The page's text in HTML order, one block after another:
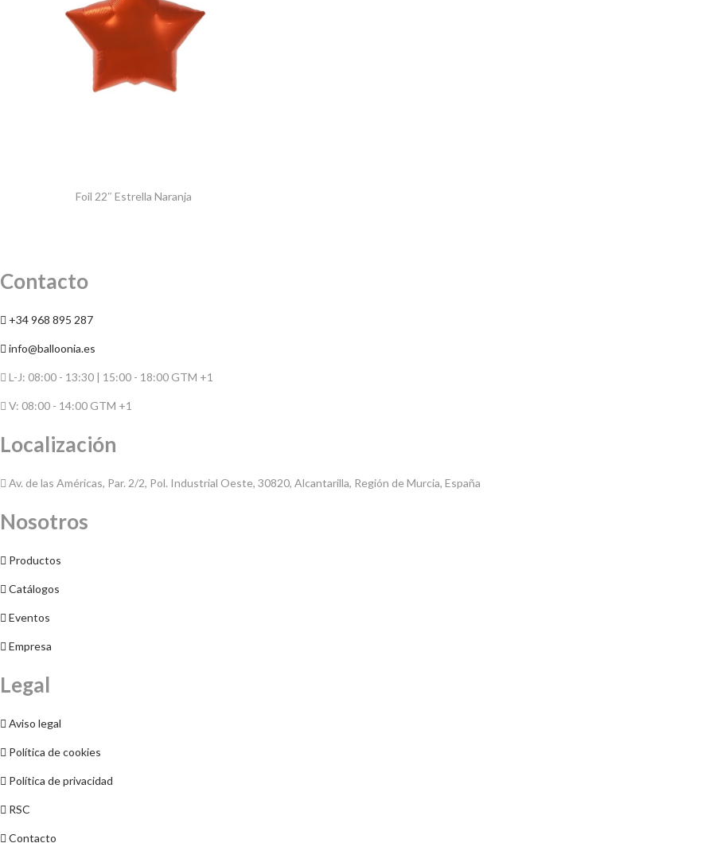
Foil 22″ Estrella Naranja
Contacto
+34 968 895 287
info@balloonia.es
L-J: 08:00 - 13:30 | 15:00 - 18:00 GTM +1
V: 08:00 - 14:00 GTM +1
Localización
Av. de las Américas, Par. 2/2, Pol. Industrial Oeste, 30820, Alcantarilla, Región de Murcia, España
Nosotros
Productos
Catálogos
Eventos
Empresa
Legal
Aviso legal
Política de cookies
Política de privacidad
RSC
Contacto